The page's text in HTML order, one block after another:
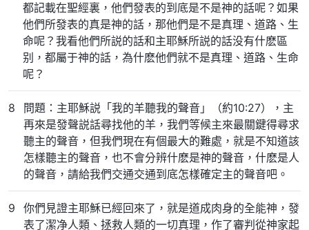
都記載在聖經裏，他們發表的到底是不是神的話呢？如果
他們所發表的真是神的話，那他們是不是真理、道路、生
命呢？我看他們所説的話和主耶穌所説的話没有什麽區
别，都屬于神的話，為什麽他們就不是真理、道路、生命
呢？
8
問題：主耶穌説「我的羊聽我的聲音」（約10:27），主
再來是發聲説話尋找他的羊，我們等候主來最關鍵得尋求
聽主的聲音，但我們現在有個最大的難處，就是不知道該
怎樣聽主的聲音，也不會分辨什麽是神的聲音，什麽是人
的聲音，請給我們交通交通到底怎樣確定主的聲音吧。
9
你們見證主耶穌已經回來了，就是道成肉身的全能神，發
表了潔净人類、拯救人類的一切真理，作了審判從神家起